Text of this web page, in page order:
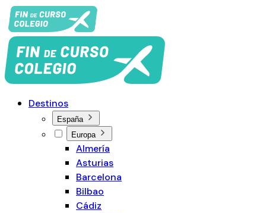
Destinos
España
Europa
Almería
Asturias
Barcelona
Bilbao
Cádiz